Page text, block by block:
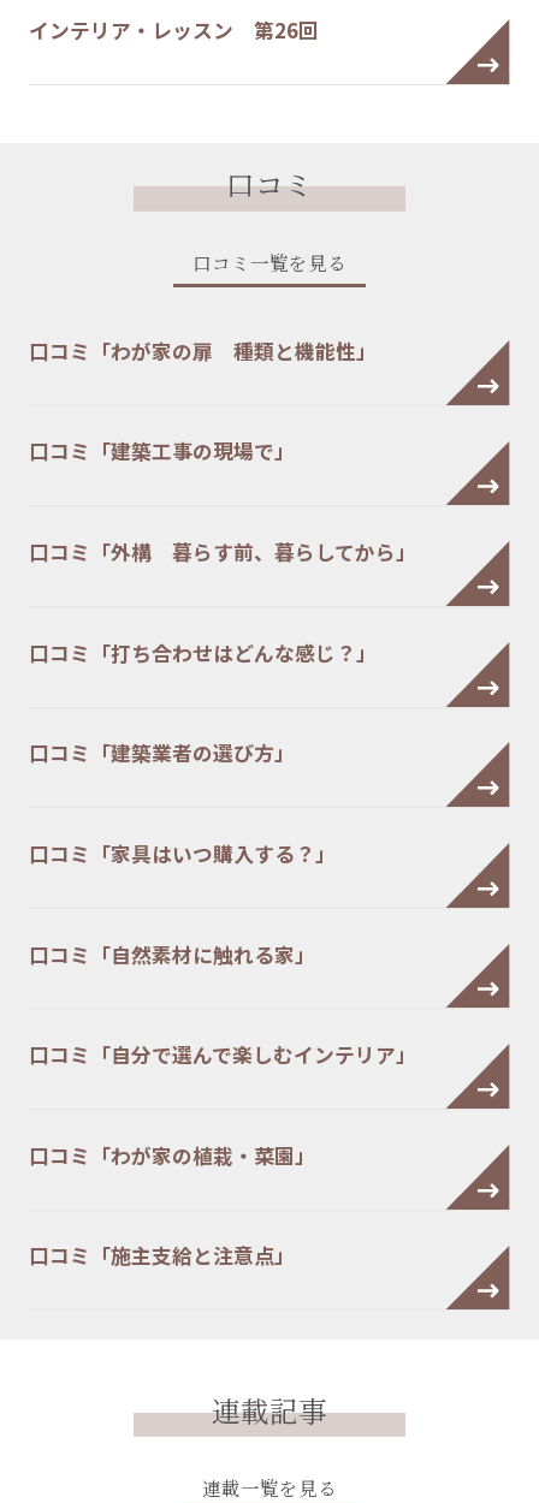
インテリア・レッスン 第26回
口コミ
口コミ一覧を見る
口コミ「わが家の扉 種類と機能性」
口コミ「建築工事の現場で」
口コミ「外構 暮らす前、暮らしてから」
口コミ「打ち合わせはどんな感じ？」
口コミ「建築業者の選び方」
口コミ「家具はいつ購入する？」
口コミ「自然素材に触れる家」
口コミ「自分で選んで楽しむインテリア」
口コミ「わが家の植栽・菜園」
口コミ「施主支給と注意点」
連載記事
連載一覧を見る